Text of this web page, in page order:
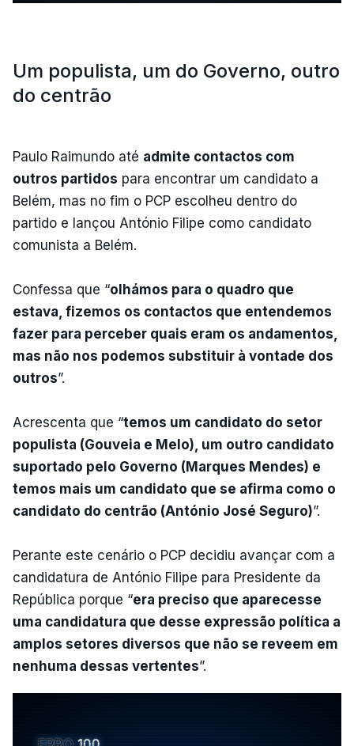
Um populista, um do Governo, outro
do centrão
Paulo Raimundo até admite contactos com
outros partidos para encontrar um candidato a
Belém, mas no fim o PCP escolheu dentro do
partido e lançou António Filipe como candidato
comunista a Belém.
Confessa que “olhámos para o quadro que
estava, fizemos os contactos que entendemos
fazer para perceber quais eram os andamentos,
mas não nos podemos substituir à vontade dos
outros”.
Acrescenta que “temos um candidato do setor
populista (Gouveia e Melo), um outro candidato
suportado pelo Governo (Marques Mendes) e
temos mais um candidato que se afirma como o
candidato do centrão (António José Seguro)”.
Perante este cenário o PCP decidiu avançar com a
candidatura de António Filipe para Presidente da
República porque “era preciso que aparecesse
uma candidatura que desse expressão política a
amplos setores diversos que não se reveem em
nenhuma dessas vertentes”.